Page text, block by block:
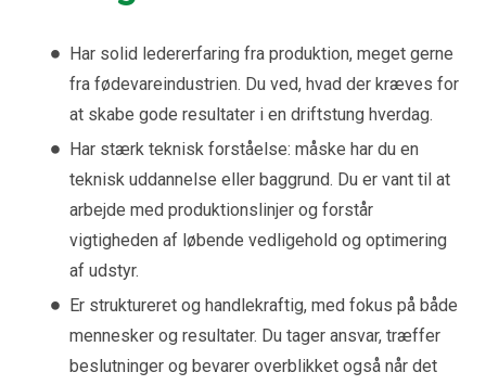
Har solid ledererfaring fra produktion, meget gerne
fra fødevareindustrien. Du ved, hvad der kræves for
at skabe gode resultater i en driftstung hverdag.
Har stærk teknisk forståelse: måske har du en
teknisk uddannelse eller baggrund. Du er vant til at
arbejde med produktionslinjer og forstår
vigtigheden af løbende vedligehold og optimering
af udstyr.
Er struktureret og handlekraftig, med fokus på både
mennesker og resultater. Du tager ansvar, træffer
beslutninger og bevarer overblikket også når det